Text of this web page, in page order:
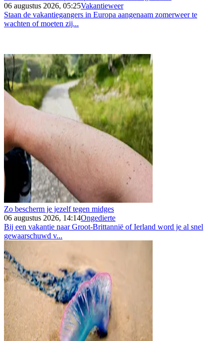
06 augustus 2026, 05:25Vakantieweer
Staan de vakantiegangers in Europa aangenaam zomerweer te
wachten of moeten zij...
Zo bescherm je jezelf tegen midges
06 augustus 2026, 14:14Ongedierte
Bij een vakantie naar Groot-Brittannië of Ierland word je al snel
gewaarschuwd v...